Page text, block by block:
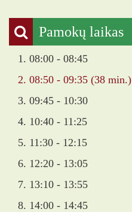
Pamokų laikas
1. 08:00 - 08:45
2. 08:50 - 09:35 (38 min.)
3. 09:45 - 10:30
4. 10:40 - 11:25
5. 11:30 - 12:15
6. 12:20 - 13:05
7. 13:10 - 13:55
8. 14:00 - 14:45